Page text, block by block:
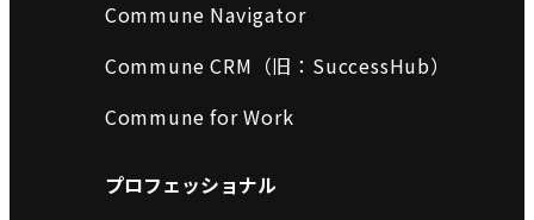
Commune Navigator
Commune CRM（旧：SuccessHub）
Commune for Work
プロフェッショナル